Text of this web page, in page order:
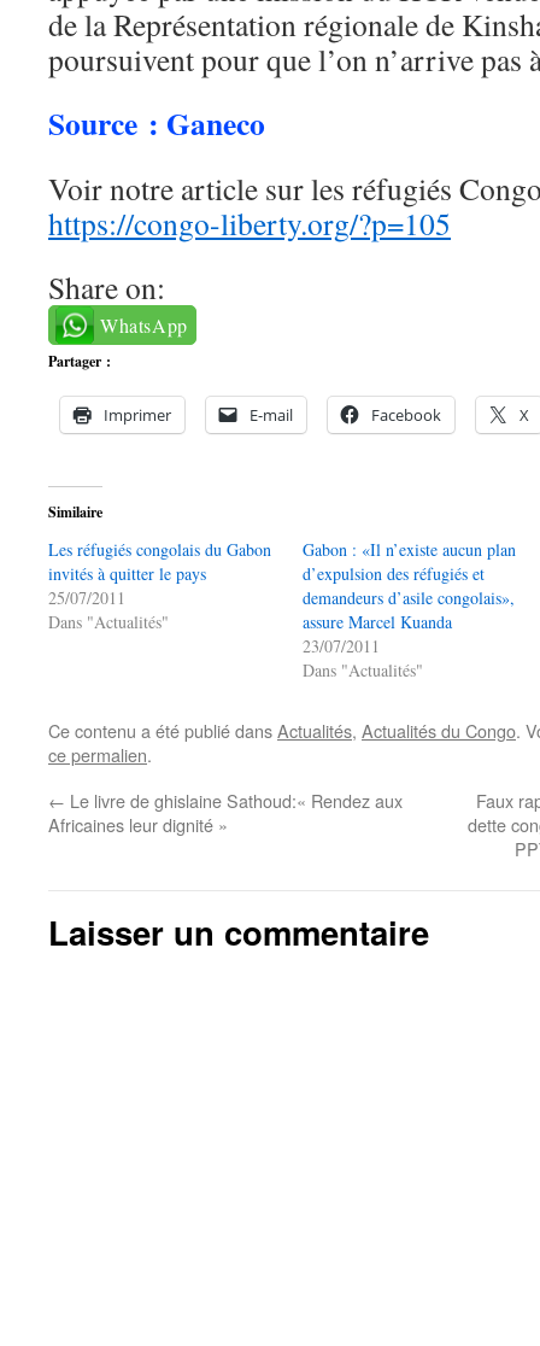
de la Représentation régionale de
poursuivent pour que l’on n’arrive pas
Source : Ganeco
Voir notre article sur les réfugiés
https://congo-liberty.org/?p=105
Share on:
WhatsApp
Partager :
Imprimer E-mail Facebook X
Similaire
Les réfugiés congolais du Gabon
invités à quitter le pays
25/07/2011
Dans "Actualités"
Gabon : «Il n’existe aucun plan
d’expulsion des réfugiés et
demandeurs d’asile congolais»,
assure Marcel Kuanda
23/07/2011
Dans "Actualités"
Ce contenu a été publié dansActualités, Actualités du Congo.
ce permalien.
← Le livre de ghislaine Sathoud:« Rendez aux
Africaines leur dignité »
Faux
dette
Laisser un commentaire